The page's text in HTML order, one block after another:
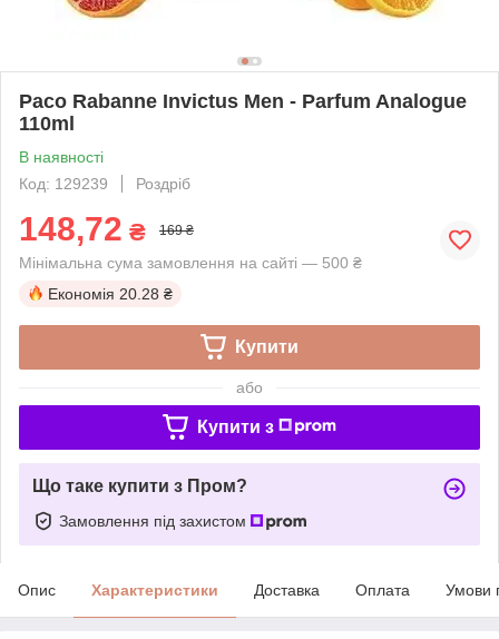
Paco Rabanne Invictus Men - Parfum Analogue
110ml
В наявності
Код: 129239
Роздріб
148,72 ₴ 169 ₴
Мінімальна сума замовлення на сайті — 500 ₴
Економія 20.28 ₴
Купити
або
Купити з
Що таке купити з Пром?
Замовлення під захистом
Опис Характеристики Доставка Оплата Умови